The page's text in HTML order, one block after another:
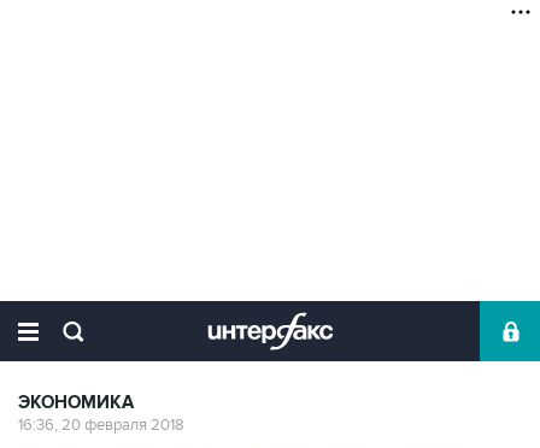
ЭКОНОМИКА
16:36, 20 февраля 2018